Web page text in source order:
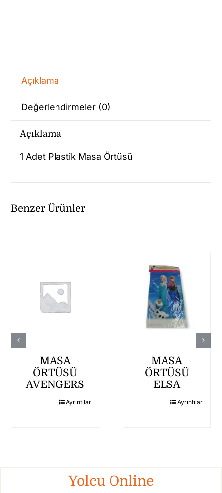
Açıklama
Değerlendirmeler (0)
Açıklama
1 Adet Plastik Masa Örtüsü
Benzer Ürünler
MASA
ÖRTÜSÜ
AVENGERS
Ayrıntılar
MASA
ÖRTÜSÜ
ELSA
Ayrıntılar
Yolcu Online